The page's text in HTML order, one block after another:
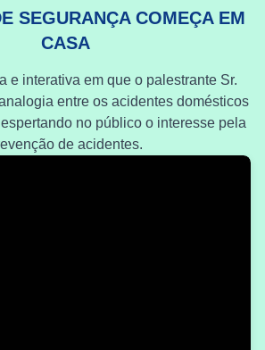
SEGURANÇA COMEÇA EM
CASA
e interativa em que o palestrante Sr.
entre os acidentes domésticos
no público o interesse pela
de acidentes.